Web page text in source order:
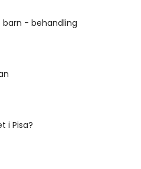
barn - behandling
i Pisa?